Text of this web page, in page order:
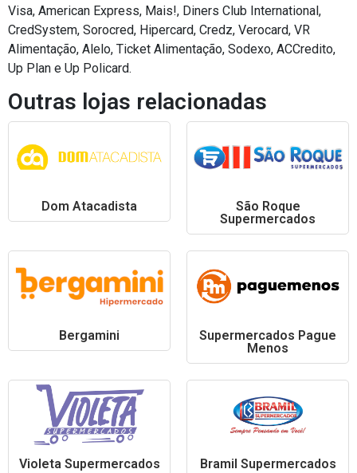
Visa, American Express, Mais!, Diners Club International,
CredSystem, Sorocred, Hipercard, Credz, Verocard, VR
Alimentação, Alelo, Ticket Alimentação, Sodexo, ACCredito,
Up Plan e Up Policard.
Outras lojas relacionadas
Dom Atacadista
São Roque
Supermercados
Bergamini
Supermercados Pague
Menos
Violeta Supermercados Bramil Supermercados